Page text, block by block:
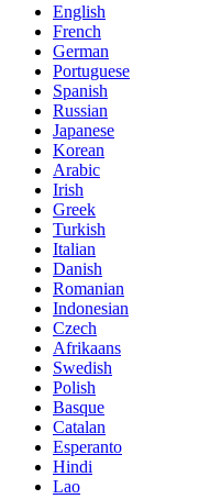
English
French
German
Portuguese
Spanish
Russian
Japanese
Korean
Arabic
Irish
Greek
Turkish
Italian
Danish
Romanian
Indonesian
Czech
Afrikaans
Swedish
Polish
Basque
Catalan
Esperanto
Hindi
Lao